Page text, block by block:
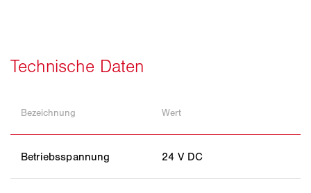
Bezeichnung Wert
Betriebsspannung 24 V DC